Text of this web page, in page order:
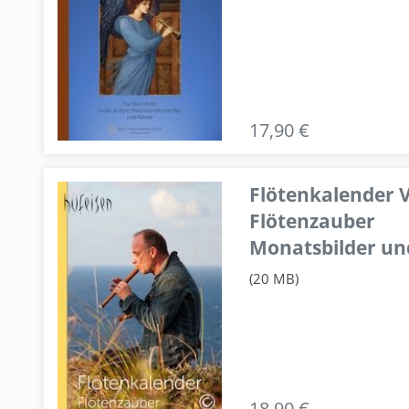
17,90 €
Flötenkalender
Flötenzauber
Monatsbilder
(20 MB)